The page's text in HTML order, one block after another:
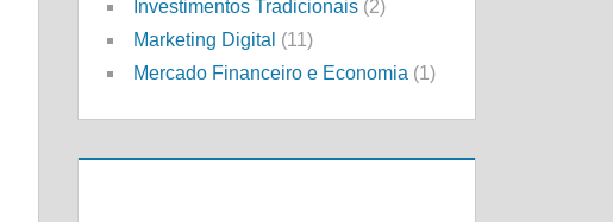
Investimentos Tradicionais (2)
Marketing Digital (11)
Mercado Financeiro e Economia (1)